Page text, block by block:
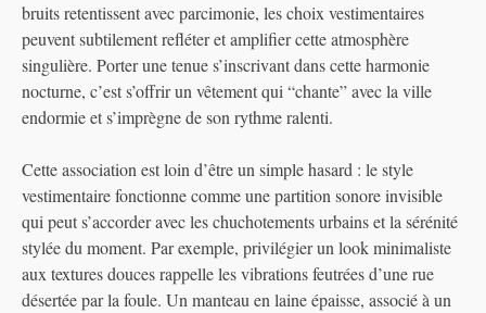
bruits retentissent avec parcimonie, les choix vestimentaires
peuvent subtilement refléter et amplifier cette atmosphère
singulière. Porter une tenue s’inscrivant dans cette harmonie
nocturne, c’est s’offrir un vêtement qui “chante” avec la ville
endormie et s’imprègne de son rythme ralenti.
Cette association est loin d’être un simple hasard : le style
vestimentaire fonctionne comme une partition sonore invisible
qui peut s’accorder avec les chuchotements urbains et la sérénité
stylée du moment. Par exemple, privilégier un look minimaliste
aux textures douces rappelle les vibrations feutrées d’une rue
désertée par la foule. Un manteau en laine épaisse, associé à un